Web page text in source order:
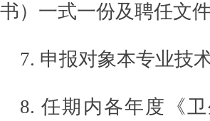
书）一式一份及聘任文
7. 申报对象本专业技
8. 任期内各年度《